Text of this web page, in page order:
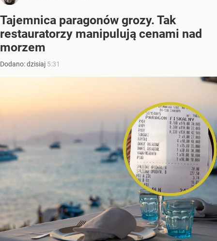
Tajemnica paragonów grozy. Tak
restauratorzy manipulują cenami nad
morzem
Dodano:dzisiaj 5:31